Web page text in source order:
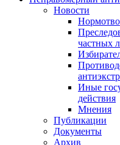
Новости
частных
Иные
действия
Мнения
Публикации
Документы
Архив